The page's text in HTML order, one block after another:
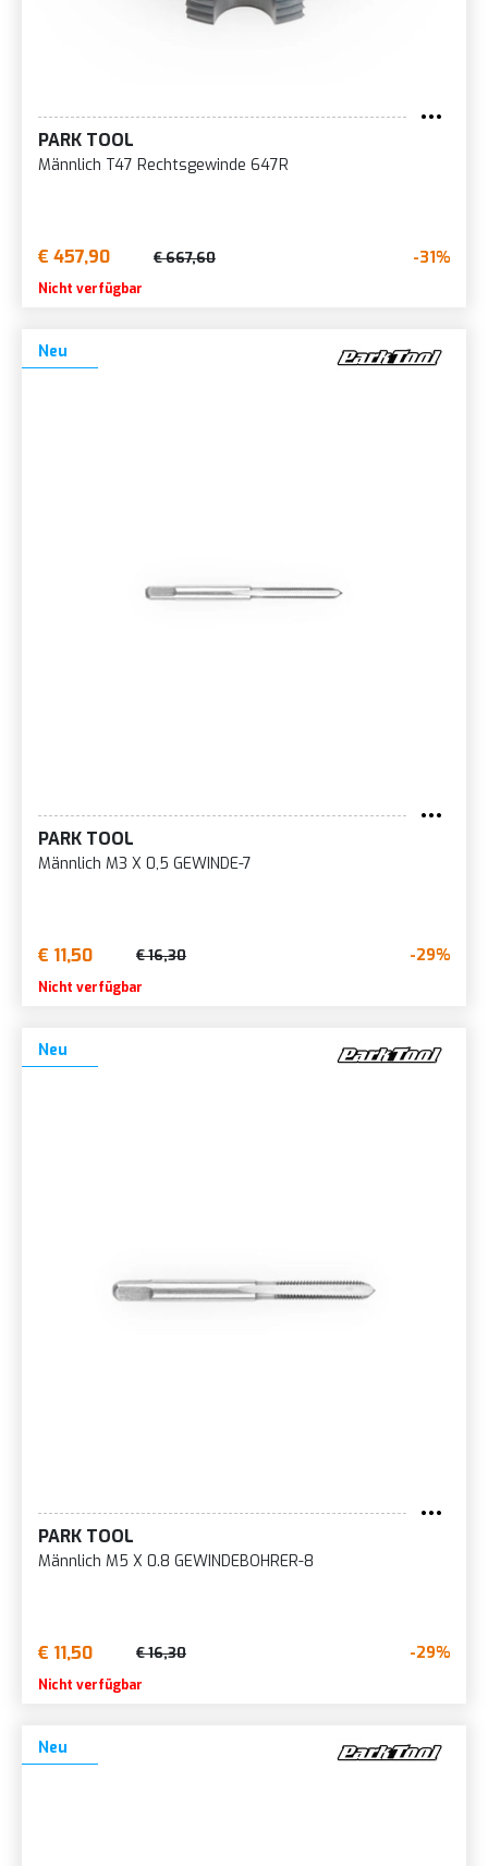
PARK TOOL
Männlich T47 Rechtsgewinde 647R
€ 457,90 € 667,60 -31%
Nicht verfügbar
Neu
PARK TOOL
Männlich M3 X 0,5 GEWINDE-7
€ 11,50 € 16,30 -29%
Nicht verfügbar
Neu
PARK TOOL
Männlich M5 X 0.8 GEWINDEBOHRER-8
€ 11,50 € 16,30 -29%
Nicht verfügbar
Neu